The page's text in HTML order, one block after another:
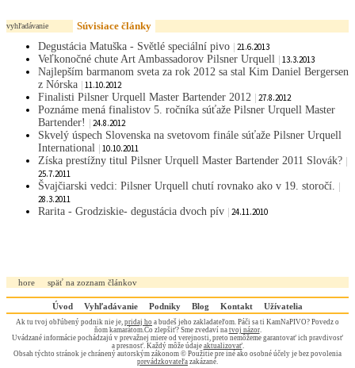
vyhľadávanie
Súvisiace články
Degustácia Matuška - Světlé speciální pivo
21.6.2013
Veľkonočné chute Art Ambassadorov Pilsner Urquell 13.3.2013
Najlepším barmanom sveta za rok 2012 sa stal Kim Daniel Bergersen
z Nórska
11.10.2012
Finalisti Pilsner Urquell Master Bartender 2012 27.8.2012
Poznáme mená finalistov 5. ročníka súťaže Pilsner Urquell Master
Bartender!
24.8.2012
Skvelý úspech Slovenska na svetovom finále súťaže Pilsner Urquell
International
10.10.2011
Získa prestížny titul Pilsner Urquell Master Bartender 2011 Slovák?
25.7.2011
Švajčiarski vedci: Pilsner Urquell chutí rovnako ako v 19. storočí.
28.3.2011
Rarita - Grodziskie- degustácia dvoch pív 24.11.2010
hore späť na zoznam článkov
Úvod Vyhľadávanie Podniky Blog Kontakt Užívatelia
Ak tu tvoj obľúbený podnik nie je, pridaj ho a budeš jeho zakladateľom. Páči sa ti KamNaPIVO? Povedz o
ňom kamarátom.Čo zlepšiť? Sme zvedaví na tvoj názor.
Uvádzané informácie pochádzajú v prevažnej miere od verejnosti, preto nemôžeme garantovať ich pravdivosť
a presnosť. Každý môže údaje aktualizovať.
Obsah týchto stránok je chránený autorským zákonom © Použitie pre iné ako osobné účely je bez povolenia
prevádzkovateľa zakázané.